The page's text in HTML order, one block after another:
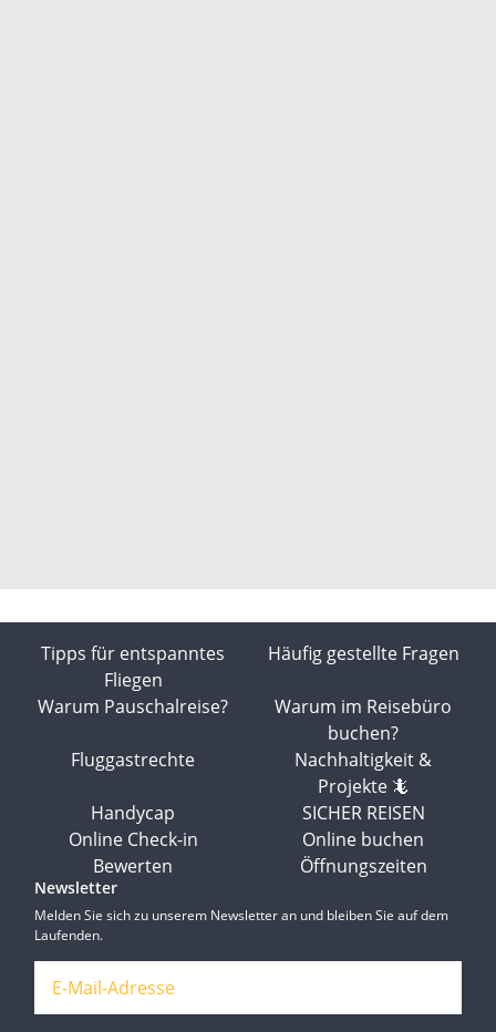
Tipps für entspanntes
Fliegen
Häufig gestellte Fragen
Warum Pauschalreise?
Warum im Reisebüro
buchen?
Fluggastrechte
Nachhaltigkeit &
Projekte 🦎
Handycap
SICHER REISEN
Online Check-in
Online buchen
Bewerten
Öffnungszeiten
Newsletter
Melden Sie sich zu unserem Newsletter an und bleiben Sie auf dem
Laufenden.